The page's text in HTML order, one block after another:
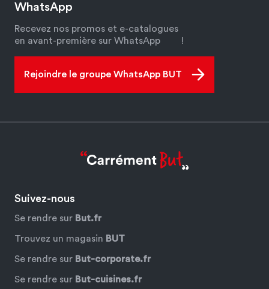
WhatsApp
Recevez nos promos et e-catalogues
en avant-première sur WhatsApp
!
Rejoindre le groupe WhatsApp BUT
Suivez-nous
Se rendre sur But.fr
Trouvez un magasin BUT
Se rendre sur But-corporate.fr
Se rendre sur But-cuisines.fr